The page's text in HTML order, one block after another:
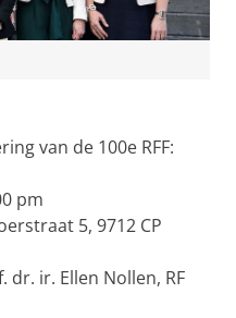
van de 100e RFF:
pm
5, 9712 CP
dr. ir. Ellen Nollen, RF